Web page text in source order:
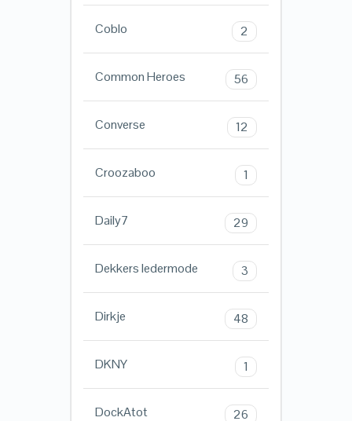
Coblo 2
Common Heroes 56
Converse 12
Croozaboo 1
Daily7 29
Dekkers ledermode 3
Dirkje 48
DKNY 1
DockAtot 26